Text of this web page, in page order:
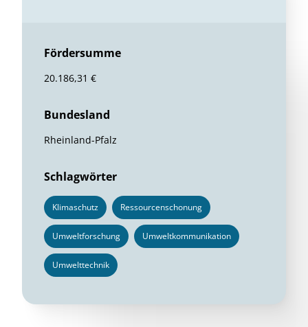
Fördersumme
20.186,31 €
Bundesland
Rheinland-Pfalz
Schlagwörter
Klimaschutz Ressourcenschonung
Umweltforschung Umweltkommunikation
Umwelttechnik